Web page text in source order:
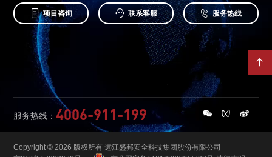

 项目咨询  联系客服  服务热线
服务热线：4006-911-199
Copyright © 2026 版权所有 远江盛邦安全科技集团股份有限公司